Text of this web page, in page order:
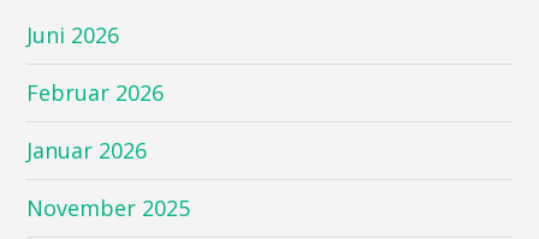
Juni 2026
Februar 2026
Januar 2026
November 2025